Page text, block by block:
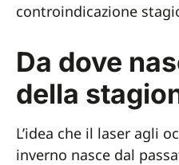
controindicazione
Da dove
della
L’idea che il laser agli
inverno nasce dal